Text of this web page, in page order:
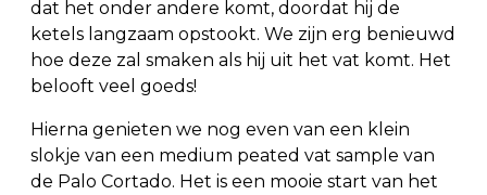
dat het onder andere komt, doordat hij de
ketels langzaam opstookt. We zijn erg benieuwd
hoe deze zal smaken als hij uit het vat komt. Het
belooft veel goeds!
Hierna genieten we nog even van een klein
slokje van een medium peated vat sample van
de Palo Cortado. Het is een mooie start van het